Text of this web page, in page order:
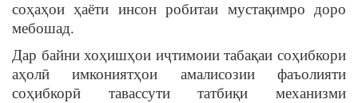
соҳаҳои ҳаёти инсон робитаи мустақимро доро
мебошад.
Дар байни хоҳишҳои иҷтимоии табақаи соҳибкори
аҳолӣ имкониятҳои амалисозии фаъолияти
соҳибкорӣ тавассути татбиқи механизми